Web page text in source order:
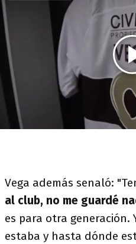
Vega además senaló:
al club, no me guardé
es para otra generación.
estaba y hasta dónde